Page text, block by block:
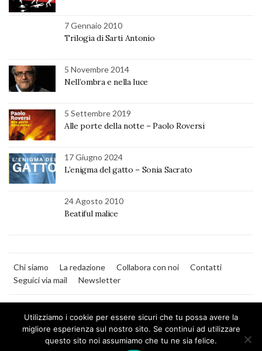
7 Gennaio 2010
Trilogia di Sarti Antonio
5 Novembre 2014
Nell’ombra e nella luce
5 Settembre 2019
Alle porte della notte – Paolo Roversi
17 Giugno 2024
L’enigma del gatto – Sonia Sacrato
24 Agosto 2010
Beatiful malice
Chi siamo La redazione Collabora con noi
Contatti
Seguici via mail
Newsletter
Utilizziamo i cookie per essere sicuri che tu possa avere la
migliore esperienza sul nostro sito. Se continui ad utilizzare
questo sito noi assumiamo che tu ne sia felice.